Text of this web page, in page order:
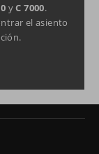
yC 7000.
el asiento